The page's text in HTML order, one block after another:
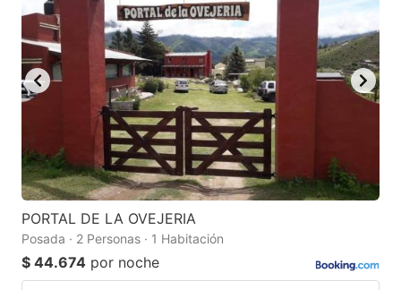
PORTAL DE LA OVEJERIA
Posada · 2 Personas · 1 Habitación
$ 44.674 por noche